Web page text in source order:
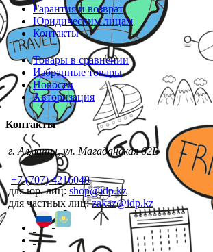
Гарантия и возврат
Юридическим лицам
Контакты
Товары в сравнении
Избранные товары
Новости
Авторизация
Контакты
г. Алматы, ул. Магаданская 62В
+7 (707) 4216040
для юр. лиц: shop@idp.kz
для частных лиц:zakaz@idp.kz